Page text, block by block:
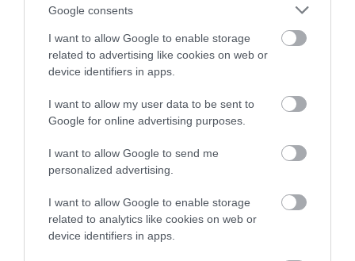
Google consents
I want to allow Google to enable storage
related to advertising like cookies on web or
device identifiers in apps.
I want to allow my user data to be sent to
Google for online advertising purposes.
I want to allow Google to send me
personalized advertising.
I want to allow Google to enable storage
related to analytics like cookies on web or
device identifiers in apps.
A Hunguest Flóra fejlesztési költségvetésének
Kisfaludy Szálláshelyfejlesztési Konstrukció
keretében elnyert állami támogatás fedezi. A
projekthez szükséges önerőt a tulajdonos
lehetővé téve a szálloda átfogó megújulását és
a fejlesztési célok megvalósítását.